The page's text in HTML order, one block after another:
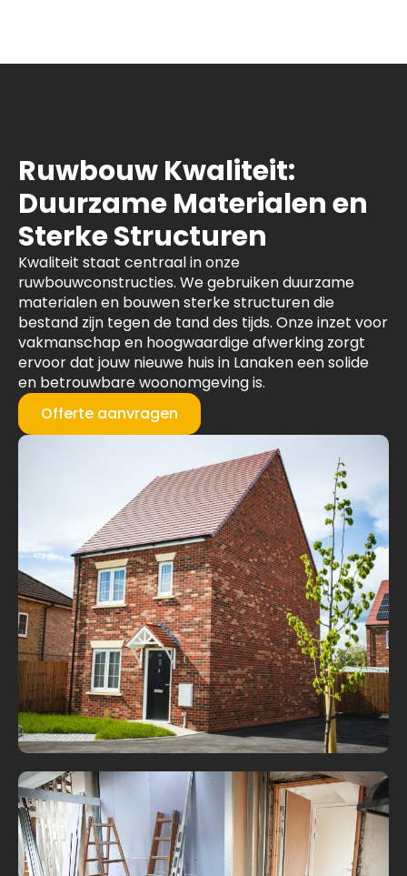
Ruwbouw Kwaliteit:
Duurzame Materialen en
Sterke Structuren
Kwaliteit staat centraal in onze
ruwbouwconstructies. We gebruiken duurzame
materialen en bouwen sterke structuren die
bestand zijn tegen de tand des tijds. Onze inzet voor
vakmanschap en hoogwaardige afwerking zorgt
ervoor dat jouw nieuwe huis in Lanaken een solide
en betrouwbare woonomgeving is.
Offerte aanvragen